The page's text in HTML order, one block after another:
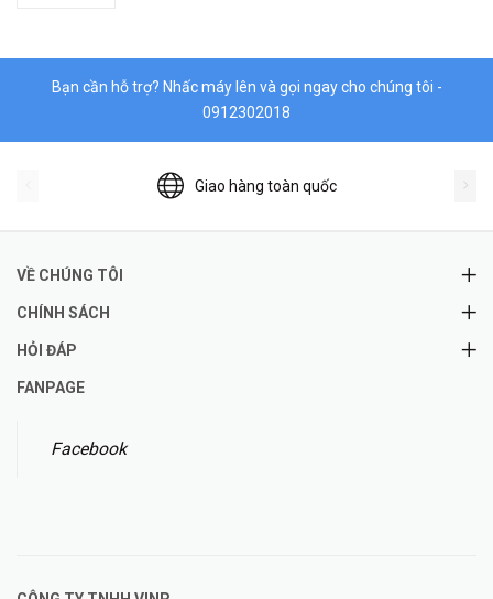
Bạn cần hỗ trợ? Nhấc máy lên và gọi ngay cho chúng tôi -
0912302018
Giao hàng toàn quốc
VỀ CHÚNG TÔI
CHÍNH SÁCH
HỎI ĐÁP
FANPAGE
Facebook